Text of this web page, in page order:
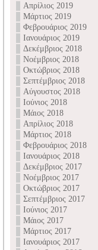
Απρίλιος 2019
Μάρτιος 2019
Φεβρουάριος 2019
Ιανουάριος 2019
Δεκέμβριος 2018
Νοέμβριος 2018
Οκτώβριος 2018
Σεπτέμβριος 2018
Αύγουστος 2018
Ιούνιος 2018
Μάιος 2018
Απρίλιος 2018
Μάρτιος 2018
Φεβρουάριος 2018
Ιανουάριος 2018
Δεκέμβριος 2017
Νοέμβριος 2017
Οκτώβριος 2017
Σεπτέμβριος 2017
Ιούνιος 2017
Μάιος 2017
Μάρτιος 2017
Ιανουάριος 2017